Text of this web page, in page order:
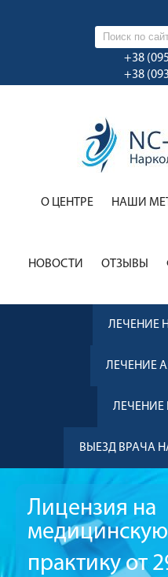
+38
+38
О ЦЕНТРЕ НАШИ
НОВОСТИ ОТЗЫВЫ
ЛЕЧЕНИЕ
ЛЕЧЕНИЕ
ВЫЕЗД ВРАЧА
Лицензия на
медицинскую
практику от